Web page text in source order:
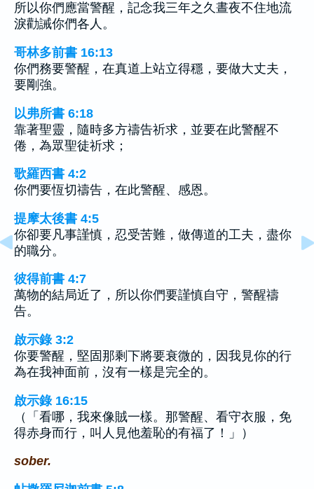
所以你們應當警醒，記念我三年之久晝夜不住地流
淚勸誡你們各人。
哥林多前書 16:13
你們務要警醒，在真道上站立得穩，要做大丈夫，
要剛強。
以弗所書 6:18
靠著聖靈，隨時多方禱告祈求，並要在此警醒不
倦，為眾聖徒祈求；
歌羅西書 4:2
你們要恆切禱告，在此警醒、感恩。
提摩太後書 4:5
你卻要凡事謹慎，忍受苦難，做傳道的工夫，盡你
的職分。
彼得前書 4:7
萬物的結局近了，所以你們要謹慎自守，警醒禱
告。
啟示錄 3:2
你要警醒，堅固那剩下將要衰微的，因我見你的行
為在我神面前，沒有一樣是完全的。
啟示錄 16:15
（「看哪，我來像賊一樣。那警醒、看守衣服，免
得赤身而行，叫人見他羞恥的有福了！」）
sober.